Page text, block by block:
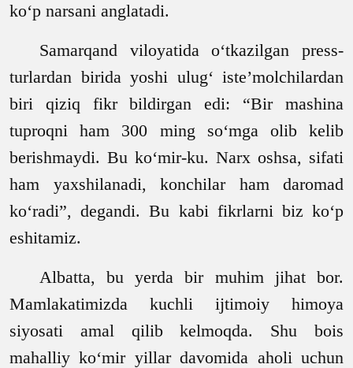
ko‘p narsani anglatadi.
Samarqand viloyatida o‘tkazilgan press-
turlardan birida yoshi ulug‘ iste’molchilardan
biri qiziq fikr bildirgan edi: “Bir mashina
tuproqni ham 300 ming so‘mga olib kelib
berishmaydi. Bu ko‘mir-ku. Narx oshsa, sifati
ham yaxshilanadi, konchilar ham daromad
ko‘radi”, degandi. Bu kabi fikrlarni biz ko‘p
eshitamiz.
Albatta, bu yerda bir muhim jihat bor.
Mamlakatimizda kuchli ijtimoiy himoya
siyosati amal qilib kelmoqda. Shu bois
mahalliy ko‘mir yillar davomida aholi uchun